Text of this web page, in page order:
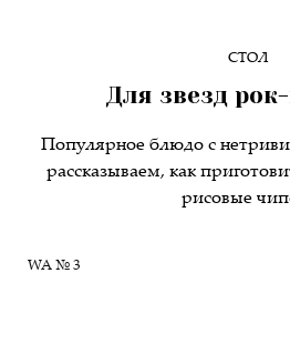
СТОЛ
Для звезд
Популярное блюдо с
рассказываем, как
рисовые
WA № 3